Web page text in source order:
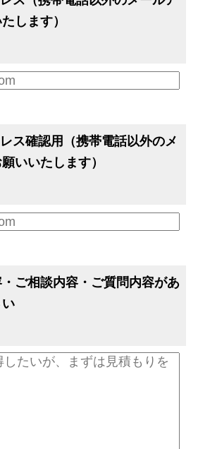
します）
ス確認用（携帯電話以外のメ
いいたします）
ご相談内容・ご質問内容があ